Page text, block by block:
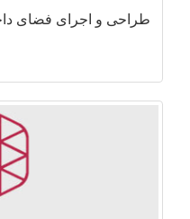
طراحی و اجرای فضای